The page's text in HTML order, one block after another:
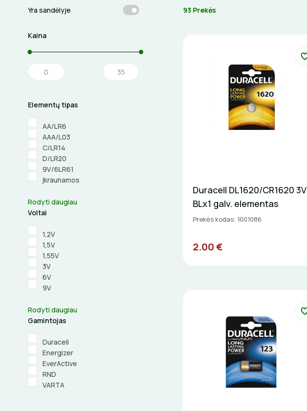
Yra sandėlyje
Kaina
Elementų tipas
AA/LR6
AAA/L03
C/LR14
D/LR20
9V/6LR61
Įkraunamos
Rodyti daugiau
Voltai
1,2V
1,5V
1,55V
3V
6V
9V
Rodyti daugiau
Gamintojas
Duracell
Energizer
EverActive
RND
VARTA
93 Prekės
Duracell DL1620/CR1620 3V
BLx1 galv. elementas
Prekės kodas: 1001086
2.00 €